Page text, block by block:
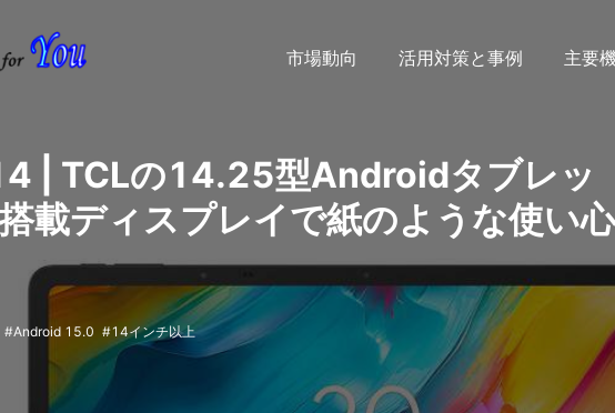
市場動向 活用対策と事例 主要
| TCLの14.25型Androidタブレッ
載ディスプレイで紙のような使い
Android 15.0 14インチ以上